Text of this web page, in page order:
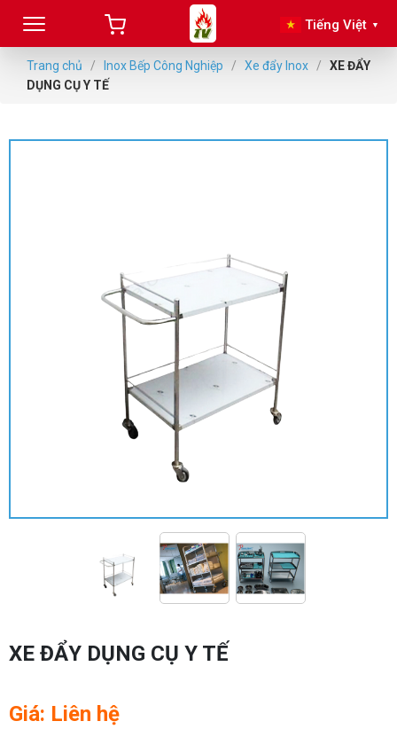
Tiếng Việt ▼
Trang chủ / Inox Bếp Công Nghiệp / Xe đẩy Inox / XE ĐẨY
DỤNG CỤ Y TẾ
XE ĐẨY DỤNG CỤ Y TẾ
Giá: Liên hệ